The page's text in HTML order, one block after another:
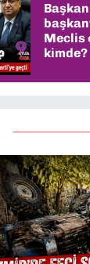
Meclis
kimde?